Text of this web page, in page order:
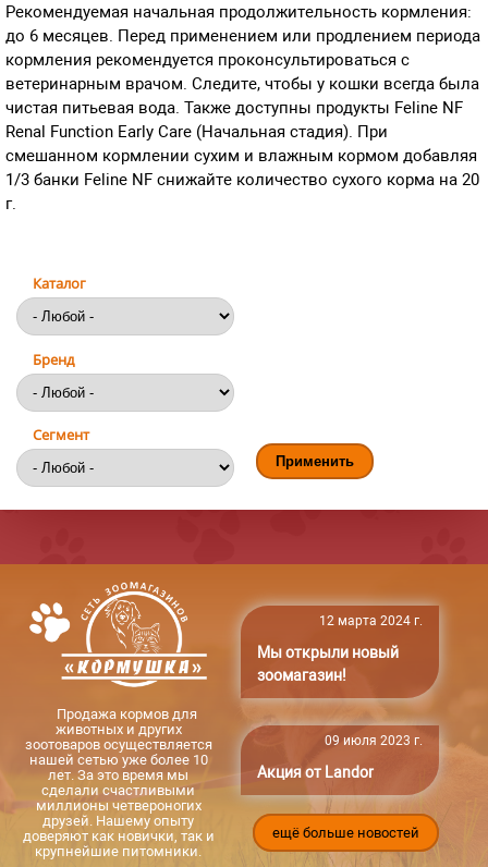
Рекомендуемая начальная продолжительность кормления:
до 6 месяцев. Перед применением или продлением периода
кормления рекомендуется проконсультироваться с
ветеринарным врачом. Следите, чтобы у кошки всегда была
чистая питьевая вода. Также доступны продукты Feline NF
Renal Function Early Care (Начальная стадия). При
смешанном кормлении сухим и влажным кормом добавляя
1/3 банки Feline NF снижайте количество сухого корма на 20
г.
Каталог
Бренд
Сегмент
Продажа кормов для
животных и других
зоотоваров осуществляется
нашей сетью уже более 10
лет. За это время мы
сделали счастливыми
миллионы четвероногих
друзей. Нашему опыту
доверяют как новички, так и
крупнейшие питомники.
12 марта 2024 г.
Мы открыли новый
зоомагазин!
09 июля 2023 г.
Акция от Landor
ещё больше новостей